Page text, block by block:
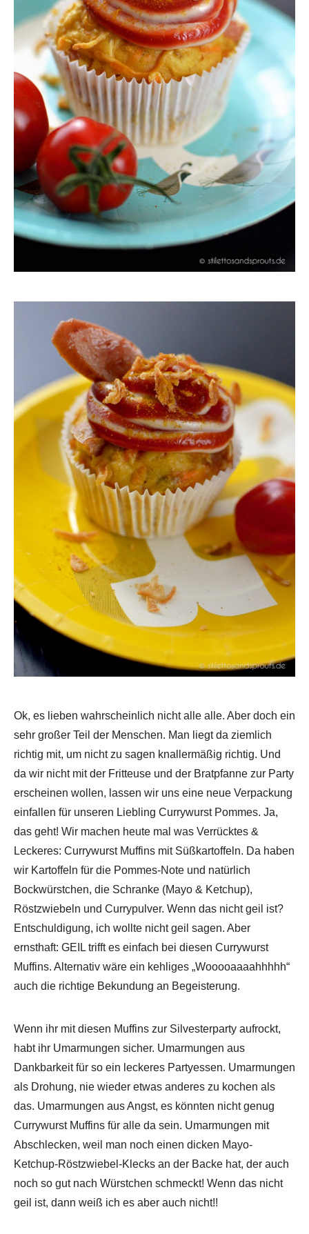
Ok, es lieben wahrscheinlich nicht alle alle. Aber doch ein
sehr großer Teil der Menschen. Man liegt da ziemlich
richtig mit, um nicht zu sagen knallermäßig richtig. Und
da wir nicht mit der Fritteuse und der Bratpfanne zur Party
erscheinen wollen, lassen wir uns eine neue Verpackung
einfallen für unseren Liebling Currywurst Pommes. Ja,
das geht! Wir machen heute mal was Verrücktes &
Leckeres: Currywurst Muffins mit Süßkartoffeln. Da haben
wir Kartoffeln für die Pommes-Note und natürlich
Bockwürstchen, die Schranke (Mayo & Ketchup),
Röstzwiebeln und Currypulver. Wenn das nicht geil ist?
Entschuldigung, ich wollte nicht geil sagen. Aber
ernsthaft: GEIL trifft es einfach bei diesen Currywurst
Muffins. Alternativ wäre ein kehliges „Wooooaaaahhhhh“
auch die richtige Bekundung an Begeisterung.
Wenn ihr mit diesen Muffins zur Silvesterparty aufrockt,
habt ihr Umarmungen sicher. Umarmungen aus
Dankbarkeit für so ein leckeres Partyessen. Umarmungen
als Drohung, nie wieder etwas anderes zu kochen als
das. Umarmungen aus Angst, es könnten nicht genug
Currywurst Muffins für alle da sein. Umarmungen mit
Abschlecken, weil man noch einen dicken Mayo-
Ketchup-Röstzwiebel-Klecks an der Backe hat, der auch
noch so gut nach Würstchen schmeckt! Wenn das nicht
geil ist, dann weiß ich es aber auch nicht!!